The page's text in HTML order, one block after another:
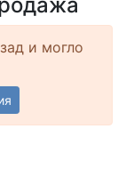
и могло